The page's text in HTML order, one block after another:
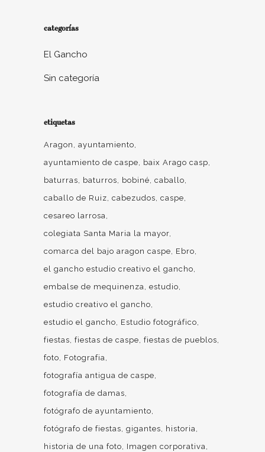
categorías
El Gancho
Sin categoría
etiquetas
Aragon
ayuntamiento
ayuntamiento de caspe
baix Arago casp
baturras
baturros bobiné caballo
caballo de Ruiz cabezudos caspe
cesareo larrosa
colegiata Santa Maria la mayor
comarca del bajo aragon caspe
Ebro
el gancho estudio creativo el gancho
embalse de mequinenza estudio
estudio creativo el gancho
estudio el gancho
Estudio fotográfico
fiestas fiestas de caspe fiestas de pueblos
foto
Fotografia
fotografía antigua de caspe
fotografía de damas
fotógrafo de ayuntamiento
fotógrafo de fiestas gigantes
historia
historia de una foto
Imagen corporativa